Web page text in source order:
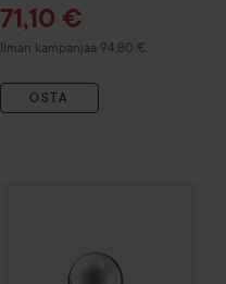
Tarjoushinta
71,10 €
Ilman kampanjaa 94,80 €
OSTA